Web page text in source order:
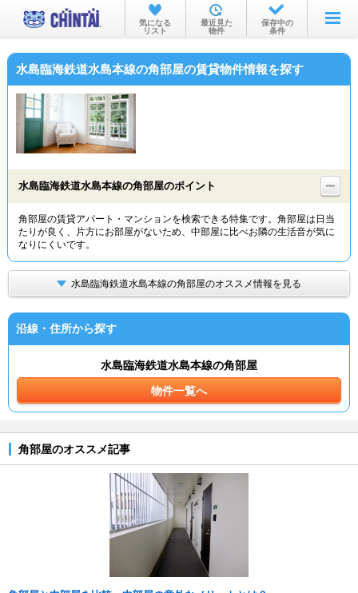
お部屋を探す
沿線・駅から
物件特集から
TOP
気になる
リスト
最近見た
物件
保存中の
条件
水島臨海鉄道水島本線の角部屋の賃貸物件情報を探す
水島臨海鉄道水島本線の角部屋のポイント
角部屋の賃貸アパート・マンションを検索できる特集です。角部屋は日当
たりが良く、片方にお部屋がないため、中部屋に比べお隣の生活音が気に
なりにくいです。
水島臨海鉄道水島本線の角部屋のオススメ情報を見る
沿線・住所から探す
水島臨海鉄道水島本線の角部屋
物件一覧へ
角部屋のオススメ記事